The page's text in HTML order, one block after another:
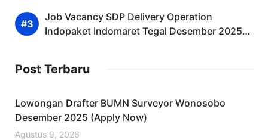
Job Vacancy SDP Delivery Operation
Indopaket Indomaret Tegal Desember 2025
Post Terbaru
Lowongan Drafter BUMN Surveyor Wonosobo
Desember 2025 (Apply Now)
Agustus 9, 2026